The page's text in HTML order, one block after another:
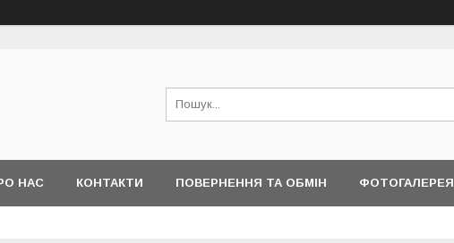
НАС КОНТАКТИ ПОВЕРНЕННЯ ТА ОБМІН ФОТОГАЛЕРЕЯ